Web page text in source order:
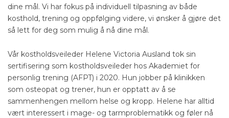
dine mål. Vi har fokus på individuell tilpasning av både
kosthold, trening og oppfølging videre, vi ønsker å gjøre det
så lett for deg som mulig å nå dine mål.
Vår kostholdsveileder Helene Victoria Ausland tok sin
sertifisering som kostholdsveileder hos Akademiet for
personlig trening (AFPT) i 2020. Hun jobber på klinikken
som osteopat og trener, hun er opptatt av å se
sammenhengen mellom helse og kropp. Helene har alltid
vært interessert i mage- og tarmproblematikk og føler nå